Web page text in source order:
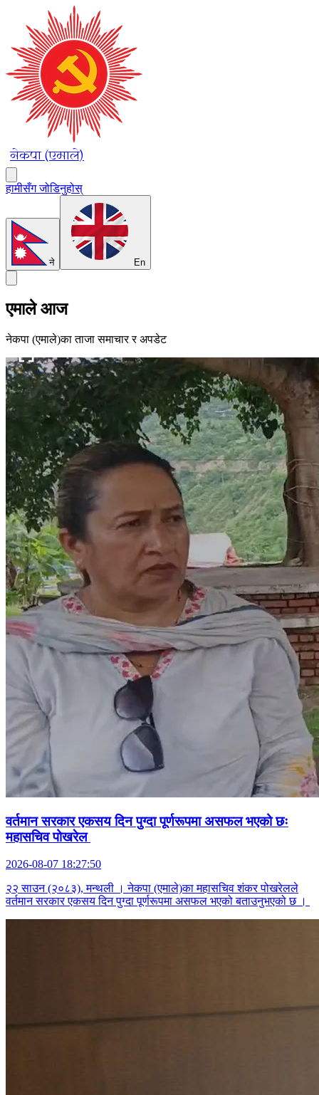
नेकपा (एमाले)
हामीसँग जोडिनुहोस्
ने En
एमाले आज
नेकपा (एमाले)का ताजा समाचार र अपडेट
वर्तमान सरकार एकसय दिन पुग्दा पूर्णरूपमा असफल भएको छः
महासचिव पोखरेल
2026-08-07 18:27:50
२२ साउन (२०८३), मन्थली । नेकपा (एमाले)का महासचिव शंकर पोखरेलले
वर्तमान सरकार एकसय दिन पुग्दा पूर्णरूपमा असफल भएको बताउनुभएको छ ।